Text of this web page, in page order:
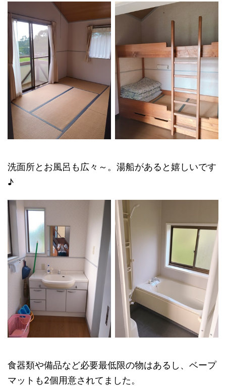
洗面所とお風呂も広々～。湯船があると嬉しいです
♪
食器類や備品など必要最低限の物はあるし、ベープ
マットも2個用意されてました。